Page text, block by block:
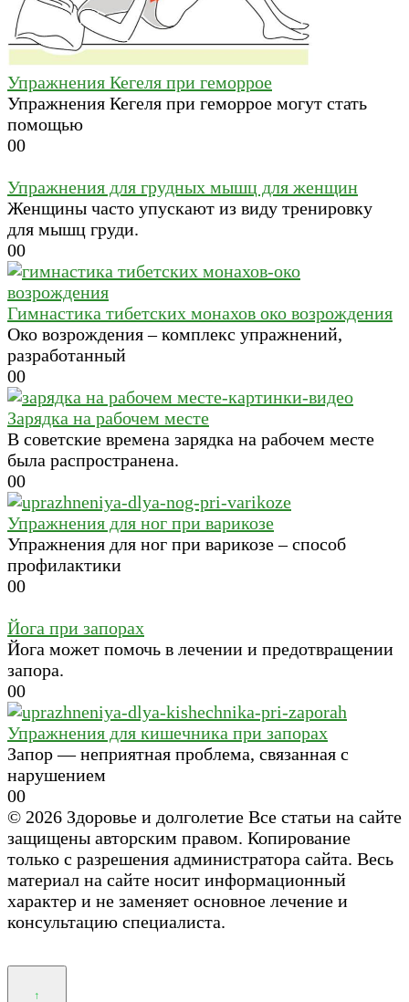
Упражнения Кегеля при геморрое
Упражнения Кегеля при геморрое могут стать
помощью
00
Упражнения для грудных мышц для женщин
Женщины часто упускают из виду тренировку
для мышц груди.
00
Гимнастика тибетских монахов око возрождения
Око возрождения – комплекс упражнений,
разработанный
00
Зарядка на рабочем месте
В советские времена зарядка на рабочем месте
была распространена.
00
Упражнения для ног при варикозе
Упражнения для ног при варикозе – способ
профилактики
00
Йога при запорах
Йога может помочь в лечении и предотвращении
запора.
00
Упражнения для кишечника при запорах
Запор — неприятная проблема, связанная с
нарушением
00
© 2026 Здоровье и долголетие Все статьи на сайте
защищены авторским правом. Копирование
только с разрешения администратора сайта. Весь
материал на сайте носит информационный
характер и не заменяет основное лечение и
консультацию специалиста.